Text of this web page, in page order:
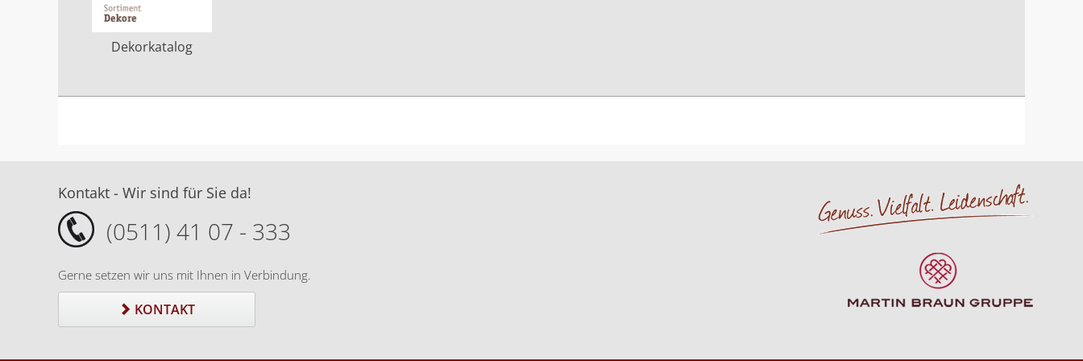
Dekorkatalog
Kontakt - Wir sind für Sie da!
(0511) 41 07 - 333
Gerne setzen wir uns mit Ihnen in Verbindung.
KONTAKT